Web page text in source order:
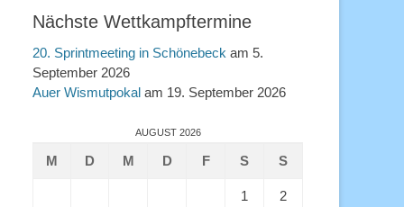
Nächste Wettkampftermine
20. Sprintmeeting in Schönebeck am 5.
September 2026
Auer Wismutpokal am 19. September 2026
AUGUST 2026
M D M D F S S
1 2